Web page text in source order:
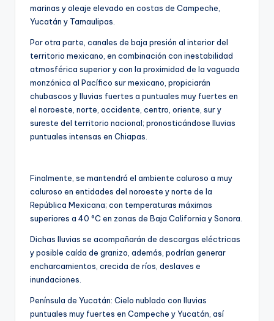
marinas y oleaje elevado en costas de Campeche,
Yucatán y Tamaulipas.
Por otra parte, canales de baja presión al interior del
territorio mexicano, en combinación con inestabilidad
atmosférica superior y con la proximidad de la vaguada
monzónica al Pacífico sur mexicano, propiciarán
chubascos y lluvias fuertes a puntuales muy fuertes en
el noroeste, norte, occidente, centro, oriente, sur y
sureste del territorio nacional; pronosticándose lluvias
puntuales intensas en Chiapas.
Finalmente, se mantendrá el ambiente caluroso a muy
caluroso en entidades del noroeste y norte de la
República Mexicana; con temperaturas máximas
superiores a 40 °C en zonas de Baja California y Sonora.
Dichas lluvias se acompañarán de descargas eléctricas
y posible caída de granizo, además, podrían generar
encharcamientos, crecida de ríos, deslaves e
inundaciones.
Península de Yucatán: Cielo nublado con lluvias
puntuales muy fuertes en Campeche y Yucatán, así